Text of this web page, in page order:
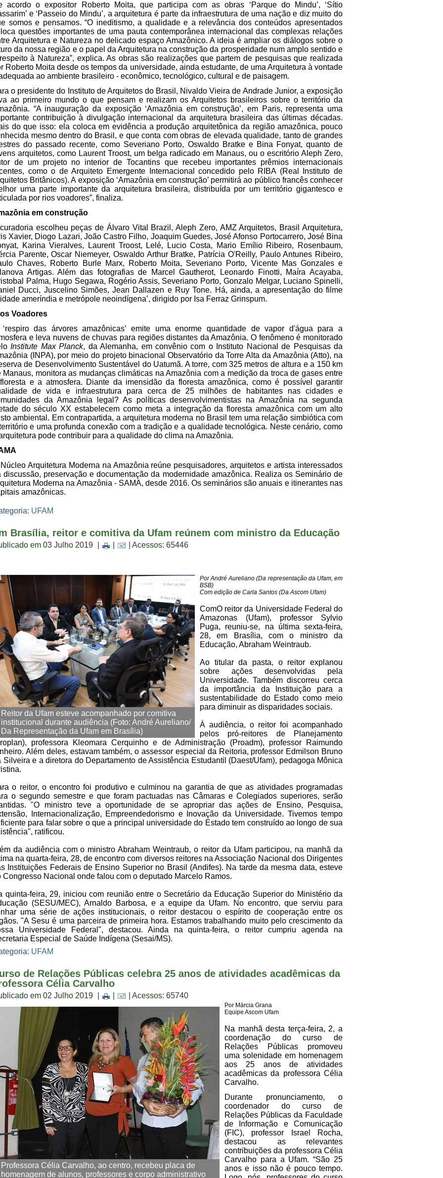
acordo o expositor Roberto Moita, que participa com as obras ‘Parque do Mindu’, ‘Sítio
e ‘Passeio do Mindu’, a arquitetura é parte da infraestrutura de uma nação e diz muito do
somos e pensamos. “O ineditismo, a qualidade e a relevância dos conteúdos apresentados
questões importantes de uma pauta contemporânea internacional das complexas relações
Arquitetura e Natureza no delicado espaço Amazônico. A ideia é ampliar os diálogos sobre o
da nossa região e o papel da Arquitetura na construção da prosperidade num amplo sentido e
à Natureza”, explica. As obras são realizações que partem de pesquisas que realizada
Roberto Moita desde os tempos da universidade, ainda estudante, de uma Arquitetura à vontade
ao ambiente brasileiro - econômico, tecnológico, cultural e de paisagem.
o presidente do Instituto de Arquitetos do Brasil, Nivaldo Vieira de Andrade Junior, a exposição
ao primeiro mundo o que pensam e realizam os Arquitetos brasileiros sobre o território da
“A inauguração da exposição ‘Amazônia em construção’, em Paris, representa uma
contribuição à divulgação internacional da arquitetura brasileira das últimas décadas.
do que isso: ela coloca em evidência a produção arquitetônica da região amazônica, pouco
mesmo dentro do Brasil, e que conta com obras de elevada qualidade, tanto de grandes
do passado recente, como Severiano Porto, Oswaldo Bratke e Bina Fonyat, quanto de
arquitetos, como Laurent Troost, um belga radicado em Manaus, ou o escritório Aleph Zero,
de um projeto no interior de Tocantins que recebeu importantes prêmios internacionais
como o de Arquiteto Emergente Internacional concedido pelo RIBA (Real Instituto de
Britânicos). A exposição ‘Amazônia em construção’ permitirá ao público francês conhecer
uma parte importante da arquitetura brasileira, distribuída por um território gigantesco e
por rios voadores”, finaliza.
em construção
escolheu peças de Álvaro Vital Brazil, Aleph Zero, AMZ Arquitetos, Brasil Arquitetura,
Xavier, Diogo Lazari, João Castro Filho, Joaquim Guedes, José Afonso Portocarrero, José Bina
Karina Vieralves, Laurent Troost, Lelé, Lucio Costa, Mario Emílio Ribeiro, Rosenbaum,
Parente, Oscar Niemeyer, Oswaldo Arthur Bratke, Patrícia O'Reilly, Paulo Antunes Ribeiro,
Chaves, Roberto Burle Marx, Roberto Moita, Severiano Porto, Vicente Mas Gonzales e
Artigas. Além das fotografias de Marcel Gautherot, Leonardo Finotti, Maíra Acayaba,
Palma, Hugo Segawa, Rogério Assis, Severiano Porto, Gonzalo Melgar, Luciano Spinelli,
Ducci, Juscelino Simões, Jean Dallazen e Ruy Tone. Há, ainda, a apresentação do filme
ameríndia e metrópole neoindígena’, dirigido por Isa Ferraz Grinspum.
Voadores
das árvores amazônicas’ emite uma enorme quantidade de vapor d'água para a
e leva nuvens de chuvas para regiões distantes da Amazônia. O fenômeno é monitorado
Institute Max Planck, da Alemanha, em convênio com o Instituto Nacional de Pesquisas da
(INPA), por meio do projeto binacional Observatório da Torre Alta da Amazônia (Atto), na
de Desenvolvimento Sustentável do Uatumã. A torre, com 325 metros de altura e a 150 km
Manaus, monitora as mudanças climáticas na Amazônia com a medição da troca de gases entre
e a atmosfera. Diante da imensidão da floresta amazônica, como é possível garantir
de vida e infraestrutura para cerca de 25 milhões de habitantes nas cidades e
da Amazônia legal? As políticas desenvolvimentistas na Amazônia na segunda
do século XX estabelecem como meta a integração da floresta amazônica com um alto
ambiental. Em contrapartida, a arquitetura moderna no Brasil tem uma relação simbiótica com
e uma profunda conexão com a tradição e a qualidade tecnológica. Neste cenário, como
pode contribuir para a qualidade do clima na Amazônia.
Arquitetura Moderna na Amazônia reúne pesquisadores, arquitetos e artista interessados
discussão, preservação e documentação da modernidade amazônica. Realiza os Seminário de
Moderna na Amazônia - SAMA, desde 2016. Os seminários são anuais e itinerantes nas
amazônicas.
UFAM
Brasília, reitor e comitiva da Ufam reúnem com ministro da Educação
em 03 Julho 2019 | Acessos: 65446
Reitor da Ufam esteve acompanhado por comitiva
institucional durante audiência (Foto: André Aureliano/
Da Representação da Ufam em Brasília)
Por André Aureliano (Da representação da Ufam, em
BSB)
Com edição de Carla Santos (Da Ascom Ufam)
ComO reitor da Universidade Federal do
Amazonas (Ufam), professor Sylvio
Puga, reuniu-se, na última sexta-feira,
28, em Brasília, com o ministro da
Educação, Abraham Weintraub.
Ao titular da pasta, o reitor explanou
sobre ações desenvolvidas pela
Universidade. Também discorreu cerca
da importância da Instituição para a
sustentabilidade do Estado como meio
para diminuir as disparidades sociais.
À audiência, o reitor foi acompanhado
pelos pró-reitores de Planejamento
professora Kleomara Cerquinho e de Administração (Proadm), professor Raimundo
Além deles, estavam também, o assessor especial da Reitoria, professor Edmilson Bruno
Silveira e a diretora do Departamento de Assistência Estudantil (Daest/Ufam), pedagoga Mônica
o reitor, o encontro foi produtivo e culminou na garantia de que as atividades programadas
o segundo semestre e que foram pactuadas nas Câmaras e Colegiados superiores, serão
"O ministro teve a oportunidade de se apropriar das ações de Ensino, Pesquisa,
Internacionalização, Empreendedorismo e Inovação da Universidade. Tivemos tempo
para falar sobre o que a principal universidade do Estado tem construído ao longo de sua
ratificou.
da audiência com o ministro Abraham Weintraub, o reitor da Ufam participou, na manhã da
na quarta-feira, 28, de encontro com diversos reitores na Associação Nacional dos Dirigentes
Instituições Federais de Ensino Superior no Brasil (Andifes). Na tarde da mesma data, esteve
Congresso Nacional onde falou com o deputado Marcelo Ramos.
quinta-feira, 29, iniciou com reunião entre o Secretário da Educação Superior do Ministério da
(SESU/MEC), Arnaldo Barbosa, e a equipe da Ufam. No encontro, que serviu para
uma série de ações institucionais, o reitor destacou o espírito de cooperação entre os
"A Sesu é uma parceira de primeira hora. Estamos trabalhando muito pelo crescimento da
Universidade Federal", destacou. Ainda na quinta-feira, o reitor cumpriu agenda na
Especial de Saúde Indígena (Sesai/MS).
UFAM
de Relações Públicas celebra 25 anos de atividades acadêmicas da
Célia Carvalho
em 02 Julho 2019 | Acessos: 65740
Professora Célia Carvalho, ao centro, recebeu placa de
homenagem de alunos, professores e corpo administrativo
Por Márcia Grana
Equipe Ascom Ufam
Na manhã desta terça-feira, 2, a
coordenação do curso de
Relações Públicas promoveu
uma solenidade em homenagem
aos 25 anos de atividades
acadêmicas da professora Célia
Carvalho.
Durante pronunciamento, o
coordenador do curso de
Relações Públicas da Faculdade
de Informação e Comunicação
(FIC), professor Israel Rocha,
destacou as relevantes
contribuições da professora Célia
Carvalho para a Ufam. “São 25
anos e isso não é pouco tempo.